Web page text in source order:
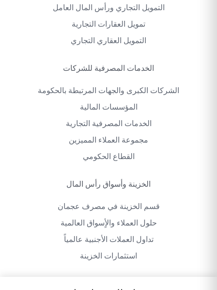
التمويل التجاري ورأس المال العامل
تمويل العقارات التجارية
التمويل العقاري التجاري
الخدمات المصرفية للشركات
الشركات الكبرى والجهات المرتبطة بالحكومة
المؤسسات المالية
الخدمات المصرفية التجارية
مجموعة العملاء المميزين
القطاع الحكومي
الخزينة وأسواق رأس المال
قسم الخزينة في مصرف عجمان
حلول العملاء والأٍسواق العالمية
تداول العملات الأجنبية عالمياً
استثمارات الخزينة